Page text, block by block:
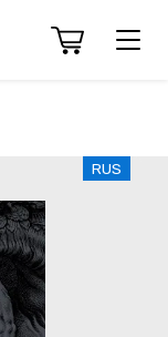
RUS